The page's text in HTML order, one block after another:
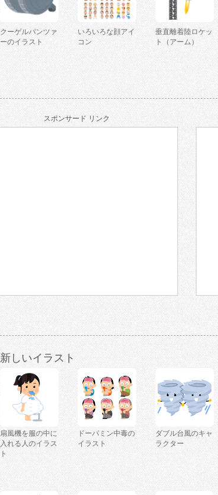
クーゲルパンツァ
ーのイラスト
いろいろな顔アイ
コン
垂直離着陸ロケッ
ト（アーム）
スポンサード リンク
新しいイラスト
扇風機を服の中に
入れる人のイラス
ト
ドーパミン中毒の
イラスト
ダブル台風のキャ
ラクター